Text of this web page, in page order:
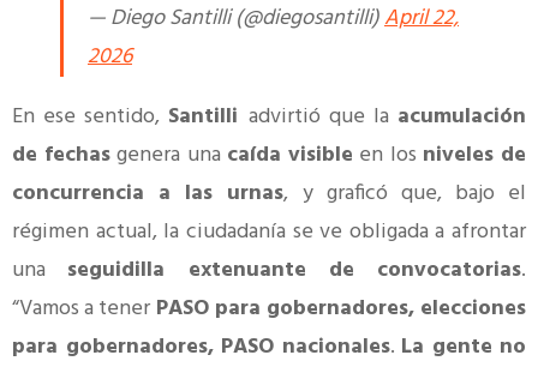
— Diego Santilli (@diegosantilli)April 22,
2026
En ese sentido, Santilli advirtió que la acumulación
de fechasgenera una caída visible en los niveles de
concurrencia a las urnas, y graficó que, bajo el
régimen actual, la ciudadanía se ve obligada a afrontar
una seguidilla extenuante de convocatorias.
“Vamos a tener PASO para gobernadores, elecciones
para gobernadores, PASO nacionales. La gente no